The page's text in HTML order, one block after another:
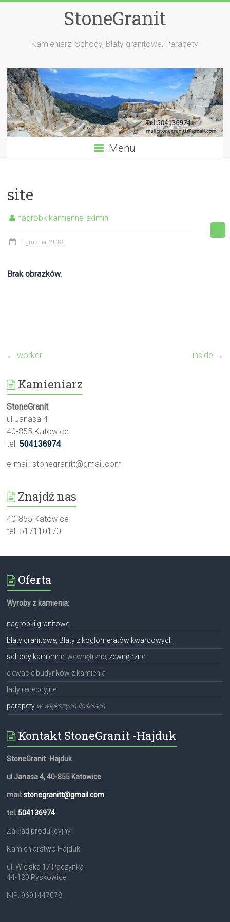
StoneGranit
Kamieniarz: Schody, Blaty granitowe, Parapety
Menu
site
nagrobkikamienne-admin
1 grudnia, 2018
Brak obrazków.
← worker inside →
Kamieniarz
StoneGranit
ul.Janasa 4
40-855 Katowice
tel. 504136974
e-mail: stonegranitt@gmail.com
Znajdź nas
40-855 Katowice
tel. 517110170
Oferta
Wyroby z kamienia:
nagrobki granitowe,
blaty granitowe, Blaty z koglomeratów kwarcowych,
schody kamienne; wewnętrzne, zewnętrzne
elewacje budynków z kamienia
lady recepcyjne
parapety w większych ilościach
Kontakt StoneGranit -Hajduk
StoneGranit -Hajduk
ul.Janasa 4, 40-855 Katowice
mail:stonegranitt@gmail.com
tel. 504136974
Zakład produkcyjny :
Kamieniarstwo Hajduk
ul. Wiejska 17 Paczynka
44-120 Pyskowice
NIP: 9691447078